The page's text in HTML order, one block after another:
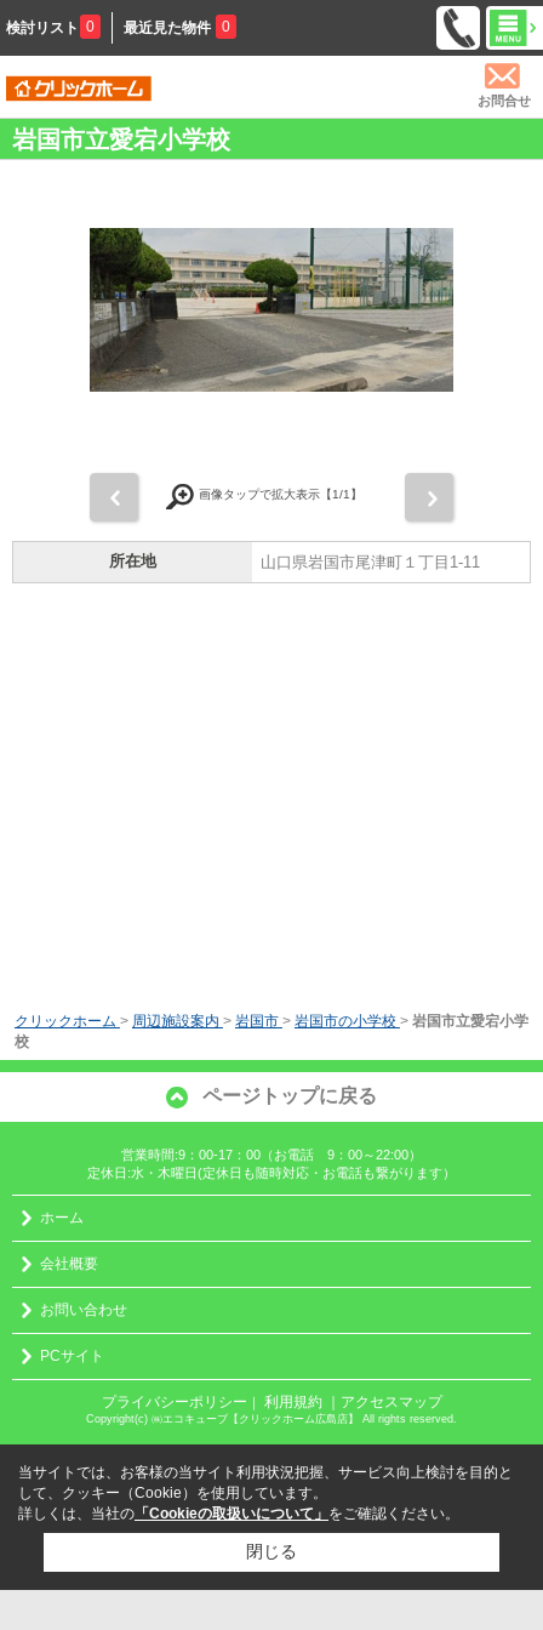
検討リスト 0 最近見た物件 0
お問合せ
岩国市立愛宕小学校
画像タップで拡大表示【1/1】
所在地 山口県岩国市尾津町１丁目1-11
クリックホーム > 周辺施設案内 > 岩国市 > 岩国市の小学校 > 岩国市立愛宕小学
校
ページトップに戻る
営業時間:9：00-17：00（お電話 9：00～22:00）
定休日:水・木曜日(定休日も随時対応・お電話も繋がります）
ホーム
会社概要
お問い合わせ
PCサイト
プライバシーポリシー ｜ 利用規約 ｜アクセスマップ
Copyright(c) ㈱エコキューブ【クリックホーム広島店】 All rights reserved.
当サイトでは、お客様の当サイト利用状況把握、サービス向上検討を目的と
して、クッキー（Cookie）を使用しています。
詳しくは、当社の 「Cookieの取扱いについて」 をご確認ください。
閉じる